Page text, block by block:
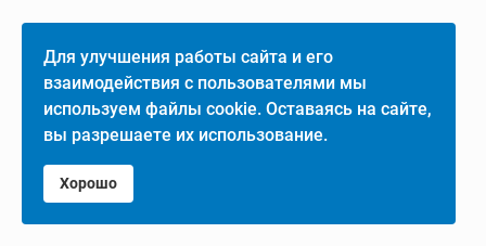
Для улучшения работы сайта и его
взаимодействия с пользователями мы
используем файлы cookie. Оставаясь на сайте,
вы разрешаете их использование.
Хорошо